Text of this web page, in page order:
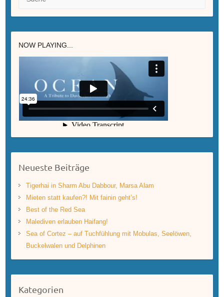
NOW PLAYING...
Neueste Beiträge
Tigerhai in Sharm Abu Dabbour, Marsa Alam
Mieten statt kaufen?! Mit fainin geht’s!
Best of the Red Sea
Malediven erlauben Haifang!
Sea of Cortez – auf Tuchfühlung mit Mobulas, Seelöwen,
Buckelwalen und Delphinen
Kategorien